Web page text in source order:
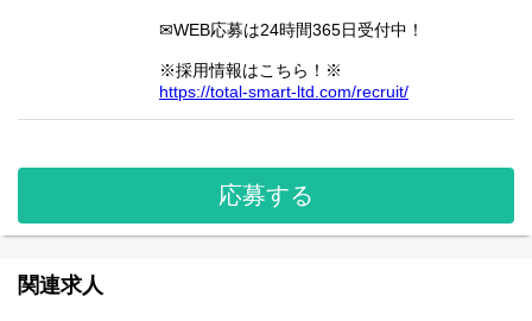
✉WEB応募は24時間365日受付中！
※採用情報はこちら！※
https://total-smart-ltd.com/recruit/
応募する
関連求人